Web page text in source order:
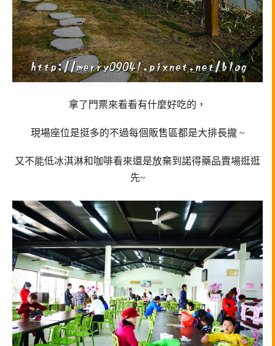
拿了門票來看看有什麼好吃的，
現場座位是挺多的不過每個販售區都是大排長攏 ~
又不能低冰淇淋和咖啡看來還是放棄到諾得藥品賣場逛逛
先~